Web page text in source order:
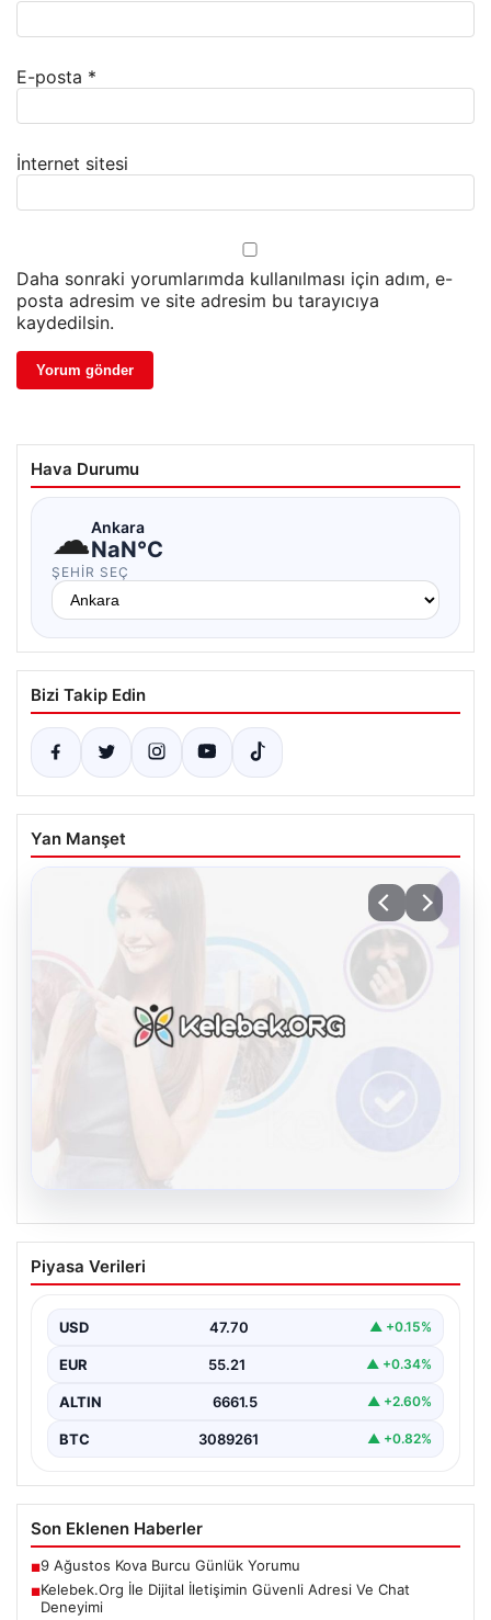
E-posta *
İnternet sitesi
Daha sonraki yorumlarımda kullanılması için adım, e-
posta adresim ve site adresim bu tarayıcıya
kaydedilsin.
Hava Durumu
☁Ankara
NaN°C
ŞEHIR SEÇ
Bizi Takip Edin
Yan Manşet
Kelebek.Org İle Dijital İletişimin Güvenli
Adresi Ve Chat Deneyimi
sağlaması büyük bir önem barındırmaktadır.
Günümüzde birçok…
Piyasa Verileri
USD 47.70 ▲ +0.15%
EUR 55.21 ▲ +0.34%
ALTIN 6661.5 ▲ +2.60%
BTC 3089261 ▲ +0.82%
Son Eklenen Haberler
■9 Ağustos Kova Burcu Günlük Yorumu
■Kelebek.Org İle Dijital İletişimin Güvenli Adresi Ve Chat
Deneyimi